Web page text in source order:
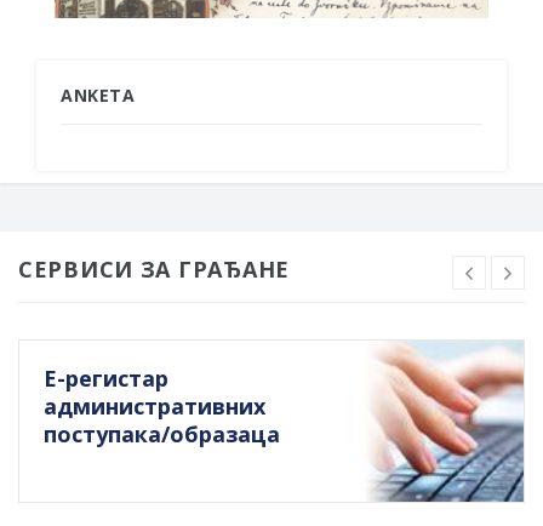
ANKETA
СЕРВИСИ ЗА ГРАЂАНЕ
Е-регистар
административних
поступака/образаца